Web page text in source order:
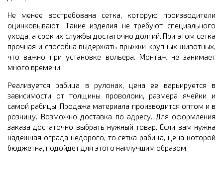
Не менее востребована сетка, которую производители
оцинковывают. Такие изделия не требуют специального
ухода, а срок их службы достаточно долгий. При этом сетка
прочная и способна выдержать прыжки крупных животных,
что важно при установке вольера. Монтаж не занимает
много времени.
Реализуется рабица в рулонах, цена ее варьируется в
зависимости от толщины проволоки, размера ячейки и
самой рабицы. Продажа материала производится оптом и в
розницу. Возможно доставка по адресу. Для оформления
заказа достаточно выбрать нужный товар. Если вам нужна
надежная ограда недорого, то сетка рабица, цена которой
бюджетна, подойдет для этого наилучшим образом.